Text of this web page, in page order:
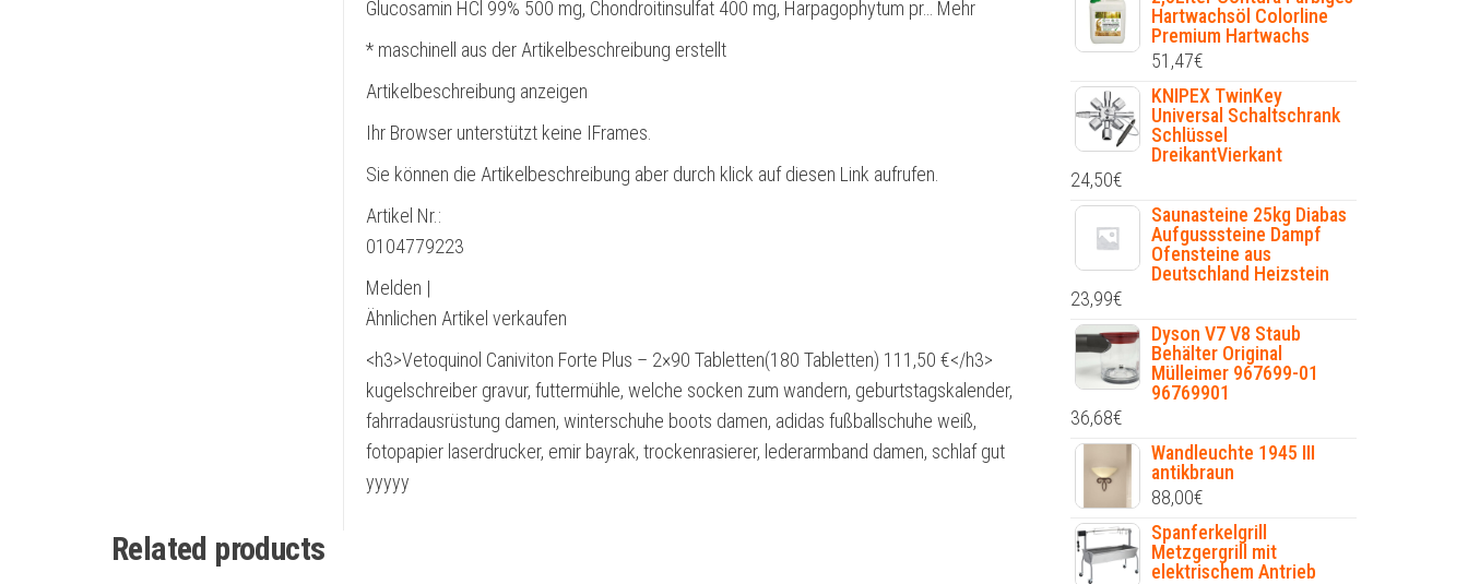
Glucosamin HCl 99% 500 mg, Chondroitinsulfat 400 mg, Harpagophytum pr… Mehr
* maschinell aus der Artikelbeschreibung erstellt
Artikelbeschreibung anzeigen
Ihr Browser unterstützt keine IFrames.
Sie können die Artikelbeschreibung aber durch klick auf diesen Link aufrufen.
Artikel Nr.:
0104779223
Melden |
Ähnlichen Artikel verkaufen
<h3>Vetoquinol Caniviton Forte Plus – 2×90 Tabletten(180 Tabletten) 111,50 €</h3>
kugelschreiber gravur, futtermühle, welche socken zum wandern, geburtstagskalender,
fahrradausrüstung damen, winterschuhe boots damen, adidas fußballschuhe weiß,
fotopapier laserdrucker, emir bayrak, trockenrasierer, lederarmband damen, schlaf gut
yyyyy
Related products
Hartwachsöl Colorline
Premium Hartwachs
51,47€
KNIPEX TwinKey
Universal Schaltschrank
Schlüssel
DreikantVierkant
24,50€
Saunasteine 25kg Diabas
Aufgusssteine Dampf
Ofensteine aus
Deutschland Heizstein
23,99€
Dyson V7 V8 Staub
Behälter Original
Mülleimer 967699-01
96769901
36,68€
Wandleuchte 1945 III
antikbraun
88,00€
Spanferkelgrill
Metzgergrill mit
elektrischem Antrieb